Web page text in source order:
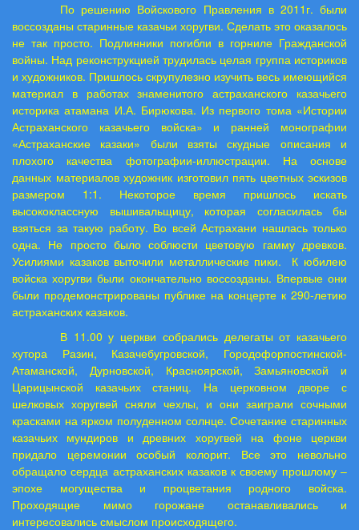
По решению Войскового Правления в 2011г. были
воссозданы старинные казачьи хоругви. Сделать это оказалось
не так просто. Подлинники погибли в горниле Гражданской
войны. Над реконструкцией трудилась целая группа историков
и художников. Пришлось скрупулезно изучить весь имеющийся
материал в работах знаменитого астраханского казачьего
историка атамана И.А. Бирюкова. Из первого тома «Истории
Астраханского казачьего войска» и ранней монографии
«Астраханские казаки» были взяты скудные описания и
плохого качества фотографии-иллюстрации. На основе
данных материалов художник изготовил пять цветных эскизов
размером 1:1. Некоторое время пришлось искать
высококлассную вышивальщицу, которая согласилась бы
взяться за такую работу. Во всей Астрахани нашлась только
одна. Не просто было соблюсти цветовую гамму древков.
Усилиями казаков выточили металлические пики.
К юбилею
войска хоругви были окончательно воссозданы. Впервые они
были продемонстрированы публике на концерте к 290-летию
астраханских казаков.
В 11.00 у церкви собрались делегаты от казачьего
хутора Разин, Казачебугровской, Городофорпостинской-
Атаманской, Дурновской, Красноярской, Замьяновской и
Царицынской казачьих станиц. На церковном дворе с
шелковых хоругвей сняли чехлы, и они заиграли сочными
красками на ярком полуденном солнце. Сочетание старинных
казачьих мундиров и древних хоругвей на фоне церкви
придало церемонии особый колорит. Все это невольно
обращало сердца астраханских казаков к своему прошлому –
эпохе могущества и процветания родного войска.
Проходящие мимо горожане останавливались и
интересовались смыслом происходящего.